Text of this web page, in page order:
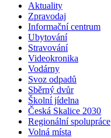
Aktuality
Zpravodaj
Informační centrum
Ubytování
Stravování
Videokronika
Vodárny
Svoz odpadů
Sběrný dvůr
Školní jídelna
Česká Skalice 2030
Regionální spolupráce
Volná místa